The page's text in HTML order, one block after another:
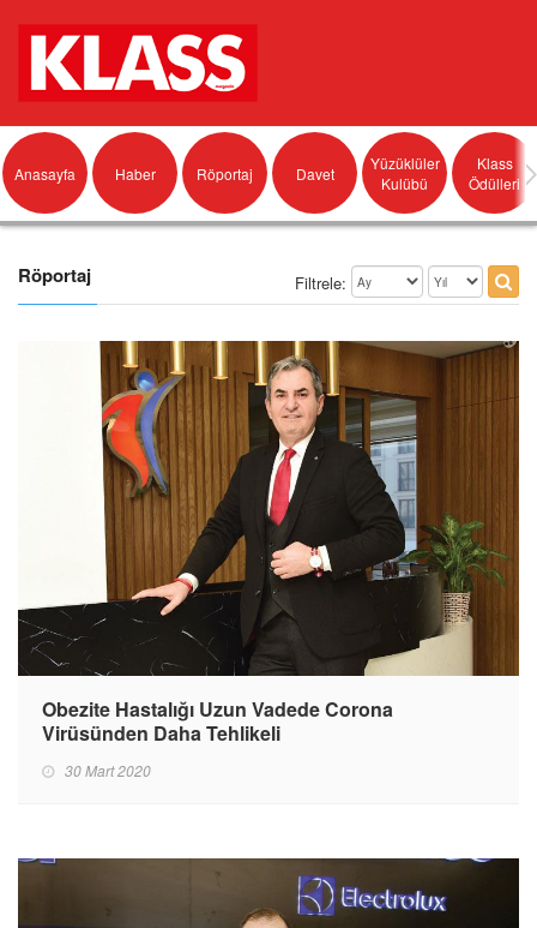
Anasayfa Haber Röportaj Davet
Yüzüklüler
Kulübü
Klass
Ödülleri
Röportaj Filtrele:
Obezite Hastalığı Uzun Vadede Corona
Virüsünden Daha Tehlikeli
30 Mart 2020